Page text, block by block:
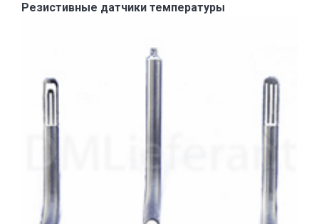
Резистивные датчики температуры